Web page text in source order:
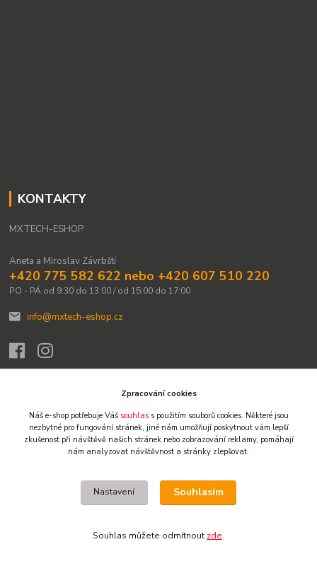
KONTAKTY
MXTECH-ESHOP
Aneta a Miroslav Závrbští
+420 775 582 622 nebo +420 607 510 220
PO - PÁ od 9:30 do 13:00 / od 15:00 do 17:00
info@mxtech-eshop.cz
Upravit sběr cookies.
© 2009-2026 Všechna práva vyhrazena. Obsah těchto webových stránek je
přebírat, kopírovat, reprodukovat ani dále šířit jinými kanály. Výjimkou je tisk
pro osobní potřebu a stručné citace či náhledy na sociálních sítích s
souhlas. Vlastníkem a provozovatelem webu je Miroslav Závrbský.
Zpracování cookies
Náš e-shop potřebuje Váš souhlass použitím souborů cookies. Některé jsou
nezbytné pro fungování stránek, jiné nám umožňují poskytnout vám lepší
zkušenost při návštěvě našich stránek nebo zobrazování reklamy, pomáhají
nám analyzovat návštěvnost a stránky zlepšovat.
Nastavení Souhlasím
Souhlas můžete odmítnout zde.